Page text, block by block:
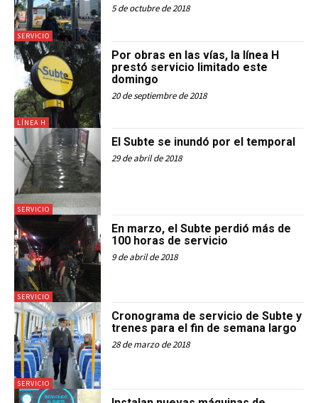
SERVICIO
5 de octubre de 2018
LÍNEA H
Por obras en las vías, la línea H
prestó servicio limitado este
domingo
20 de septiembre de 2018
SERVICIO
El Subte se inundó por el temporal
29 de abril de 2018
SERVICIO
En marzo, el Subte perdió más de
100 horas de servicio
9 de abril de 2018
SERVICIO
Cronograma de servicio de Subte y
trenes para el fin de semana largo
28 de marzo de 2018